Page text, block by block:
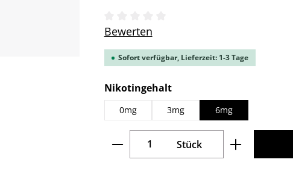
Durchschnittliche Bewertung von 0
Bewerten
Sofort verfügbar, Lieferzeit: 1-3 Tage
Nikotingehaltauswählen
0mg 3mg 6mg
Produkt Anzahl: Gib den
Stück